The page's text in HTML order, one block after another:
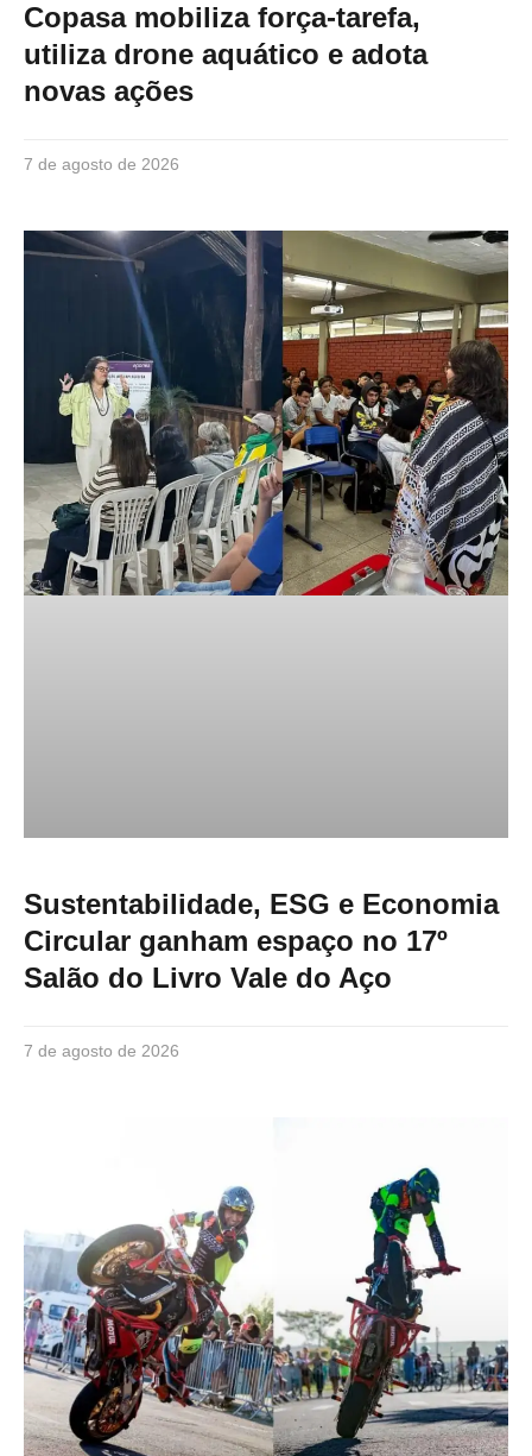
Copasa mobiliza força-tarefa,
utiliza drone aquático e adota
novas ações
7 de agosto de 2026
Sustentabilidade, ESG e Economia
Circular ganham espaço no 17º
Salão do Livro Vale do Aço
7 de agosto de 2026